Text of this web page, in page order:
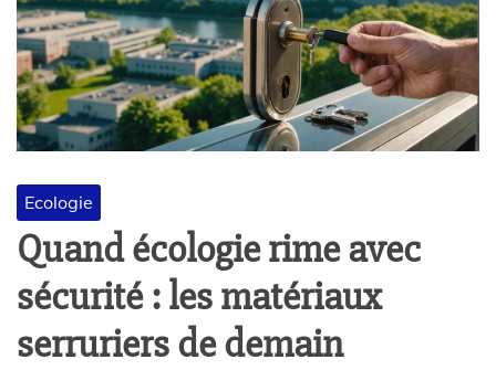
Ecologie
Quand écologie rime avec
sécurité : les matériaux
serruriers de demain